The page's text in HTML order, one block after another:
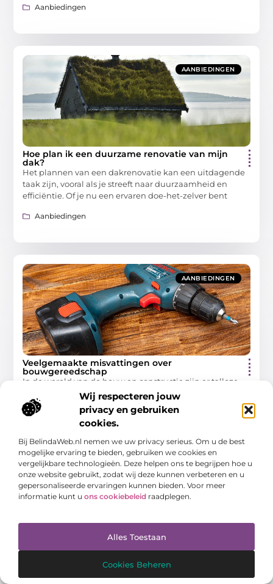
Wij respecteren jouw
privacy en gebruiken
cookies.
Bij BelindaWeb.nl nemen we uw privacy serieus. Om u de best
mogelijke ervaring te bieden, gebruiken we cookies en
vergelijkbare technologieën. Deze helpen ons te begrijpen hoe u
onze website gebruikt, zodat wij deze kunnen verbeteren en u
gepersonaliseerde ervaringen kunnen bieden. Voor meer
informatie kunt u ons cookiebeleid raadplegen.
Alles Toestaan
Cookies Beheren
Aanbiedingen
AANBIEDINGEN
Hoe plan ik een duurzame renovatie van mijn
dak?
Het plannen van een dakrenovatie kan een uitdagende
taak zijn, vooral als je streeft naar duurzaamheid en
efficiëntie. Of je nu een ervaren doe-het-zelver bent
Aanbiedingen
AANBIEDINGEN
Veelgemaakte misvattingen over
bouwgereedschap
In de wereld van de bouw en constructie zijn er talloze
gereedschappen en technieken die dagelijks worden
gebruikt. Echter, er zijn ook veel misvattingen die
Aanbiedingen
AANBIEDINGEN
Hier moet je op letten bij het kopen van een
nieuwe bank